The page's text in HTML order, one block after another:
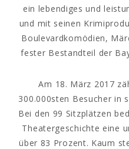
ein lebendiges und
und mit seinen
Boulevardkomödien,
fester Bestandteil der
Am 18. März 2017
300.000sten Besucher in
Bei den 99 Sitzplätzen
Theatergeschichte eine
über 83 Prozent. Kaum